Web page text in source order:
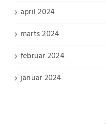
april 2024
marts 2024
februar 2024
januar 2024